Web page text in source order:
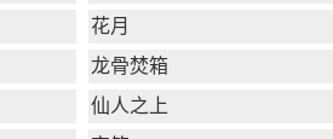
花月
龙骨焚箱
仙人之上